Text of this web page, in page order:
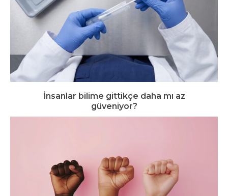
İnsanlar bilime gittikçe daha mı az
güveniyor?